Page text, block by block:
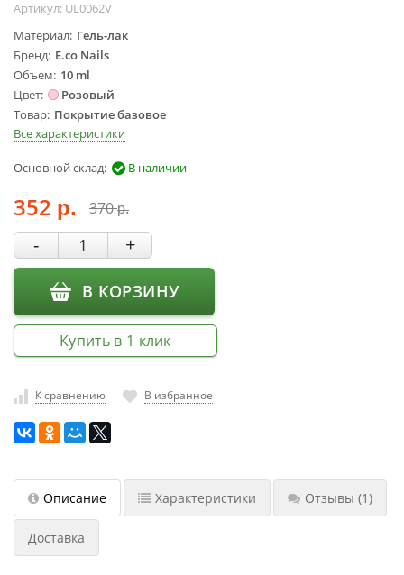
Инструменты
Лампа-лупа
Лампы
Пылесосы
Стерилизаторы
УЗ-ванны
насадки
Хранение
инструмента
РАСПРОДАЖА
Артикул: UL0062V
Материал Гель-лак
Бренд E.co Nails
Объем 10 ml
Цвет
Розовый
Товар Покрытие базовое
Все характеристики
Основной склад: В наличии
352 р. 370р.
- +
В КОРЗИНУ
Купить в 1 клик
К сравнению В избранное
Описание Характеристики Отзывы (1)
Доставка